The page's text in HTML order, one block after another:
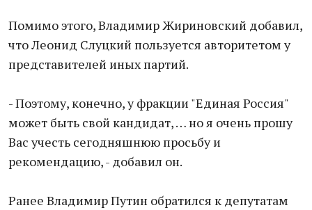
Помимо этого, Владимир Жириновский добавил,
что Леонид Слуцкий пользуется авторитетом у
представителей иных партий.
- Поэтому, конечно, у фракции "Единая Россия"
может быть свой кандидат, … но я очень прошу
Вас учесть сегодняшнюю просьбу и
рекомендацию, - добавил он.
Ранее Владимир Путин обратился к депутатам